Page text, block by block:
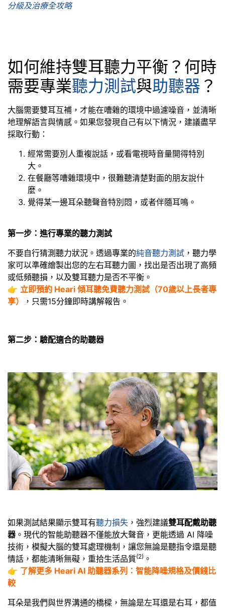
分級及治療全攻略
如何維持雙耳聽力平衡？何時
需要專業聽力測試與助聽器 ？
大腦需要雙耳互補，才能在嘈雜的環境中過濾噪音，並清晰
地理解語言與情感。如果您發現自己有以下情況，建議盡早
採取行動：
經常需要別人重複說話，或看電視時音量開得特別
大。
在餐廳等嘈雜環境中，很難聽清楚對面的朋友說什
麼。
覺得某一邊耳朵聽聲音特別悶，或者伴隨耳鳴。
第一步：進行專業的聽力測試
不要自行猜測聽力狀況。透過專業的純音聽力測試 ，聽力學
家可以準確繪製出您的左右耳聽力圖，找出是否出現了高頻
或低頻聽損，以及雙耳聽力是否不平衡。
👉 立即預約 Heari 傾耳聽免費聽力測試（70歲以上長者專
享）
，只需15分鐘即時講解報告。
第二步：驗配適合的助聽器
如果測試結果顯示雙耳有聽力損失 ，強烈建議雙耳配戴助聽
器 。現代的智能助聽器不僅能放大聲音，更能透過 AI 降噪
技術，模擬大腦的雙耳處理機制，讓您無論是聽指令還是聽
情話，都能清晰無礙，重拾生活品質(2) 。
👉 了解更多 Heari AI 助聽器系列：智能降噪規格及價錢比
較
耳朵是我們與世界溝通的橋樑，無論是左耳還是右耳，都值